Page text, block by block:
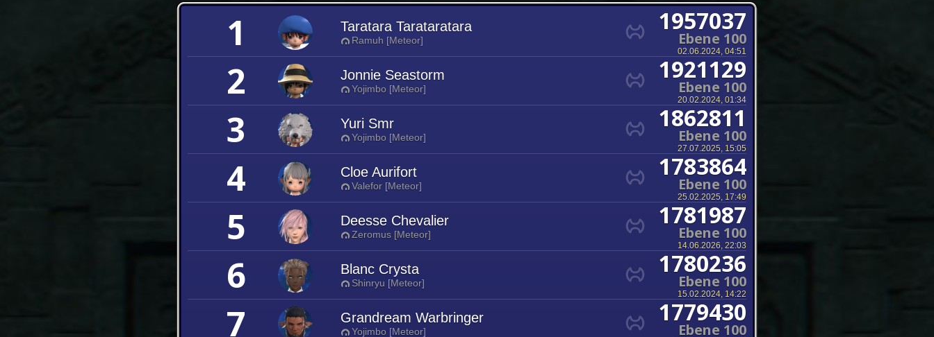
1 Taratara Tarataratara
Ramuh [Meteor]
1957037
Ebene 100
02.06.2024, 04:51
2 Jonnie Seastorm
Yojimbo [Meteor]
1921129
Ebene 100
20.02.2024, 01:34
3 Yuri Smr
Yojimbo [Meteor]
1862811
Ebene 100
27.07.2025, 15:05
4 Cloe Aurifort
Valefor [Meteor]
1783864
Ebene 100
25.02.2025, 17:49
5 Deesse Chevalier
Zeromus [Meteor]
1781987
Ebene 100
14.06.2026, 22:03
6 Blanc Crysta
Shinryu [Meteor]
1780236
Ebene 100
15.02.2024, 14:22
7 Grandream Warbringer
Yojimbo [Meteor]
1779430
Ebene 100